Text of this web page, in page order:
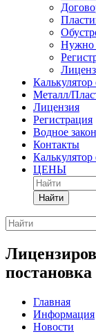
Нужно
Металл/
Лицензия
Регистрация
Водное
Контакты
Калькулятор
ЦЕНЫ
Найти
Главная
Информация
Новости